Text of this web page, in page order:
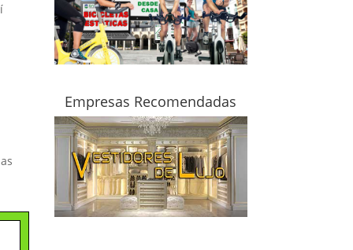
Empresas Recomendadas